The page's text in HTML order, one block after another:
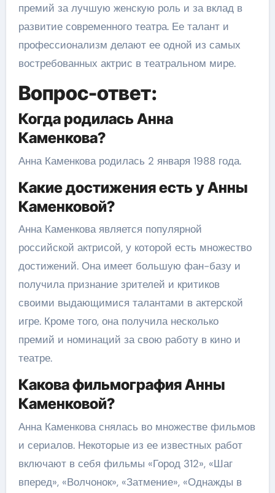
премий за лучшую женскую роль и за вклад в
развитие современного театра. Ее талант и
профессионализм делают ее одной из самых
востребованных актрис в театральном мире.
Вопрос-ответ:
Когда родилась Анна
Каменкова?
Анна Каменкова родилась 2 января 1988 года.
Какие достижения есть у Анны
Каменковой?
Анна Каменкова является популярной
российской актрисой, у которой есть множество
достижений. Она имеет большую фан-базу и
получила признание зрителей и критиков
своими выдающимися талантами в актерской
игре. Кроме того, она получила несколько
премий и номинаций за свою работу в кино и
театре.
Какова фильмография Анны
Каменковой?
Анна Каменкова снялась во множестве фильмов
и сериалов. Некоторые из ее известных работ
включают в себя фильмы «Город 312», «Шаг
вперед», «Волчонок», «Затмение», «Однажды в